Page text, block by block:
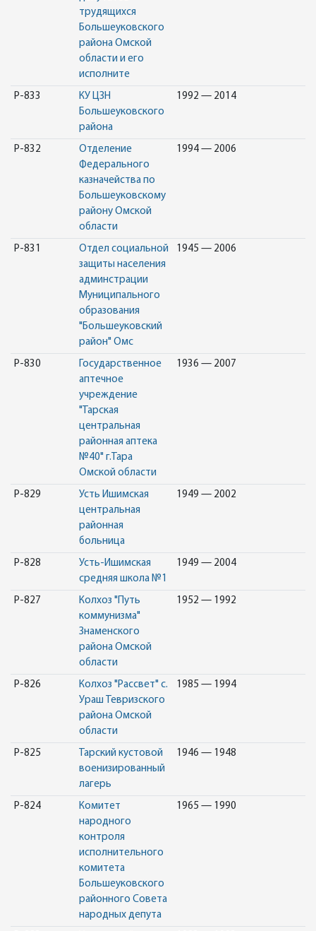
трудящихся
Большеуковского
района Омской
области и его
исполните
Р-833
КУ ЦЗН
Большеуковского
района
1992 — 2014
Р-832
Отделение
Федерального
казначейства по
Большеуковскому
району Омской
области
1994 — 2006
Р-831
Отдел социальной
защиты населения
админстрации
Муниципального
образования
"Большеуковский
район" Омс
1945 — 2006
Р-830
Государственное
аптечное
учреждение
"Тарская
центральная
районная аптека
№40" г.Тара
Омской области
1936 — 2007
Р-829
Усть Ишимская
центральная
районная
больница
1949 — 2002
Р-828
Усть-Ишимская
средняя школа №1
1949 — 2004
Р-827
Колхоз "Путь
коммунизма"
Знаменского
района Омской
области
1952 — 1992
Р-826
Колхоз "Рассвет" с.
Ураш Тевризского
района Омской
области
1985 — 1994
Р-825
Тарский кустовой
военизированный
лагерь
1946 — 1948
Р-824
Комитет
народного
контроля
исполнительного
комитета
Большеуковского
районного Совета
народных депута
1965 — 1990